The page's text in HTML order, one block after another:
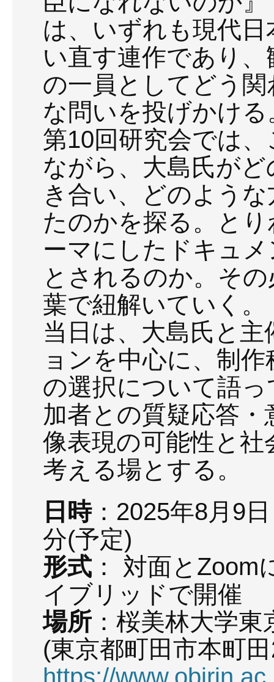
は、いずれも現代
い直す連作であり
の一員としてどう
な問いを投げかける
第10回研究会では
ながら、大島氏が
き合い、どのよう
たのかを探る。と
ーマにしたドキュ
とされるのか。そ
葉で紐解いていく。
当日は、大島氏と
ョンを中心に、制
の選択について語
加者との質疑応答
像表現の可能性と
考える場とする。
日時：2025年8月9
分(予定)
形式 ： 対面と
イブリッドで開催
場所 ：桜美林大学
(東京都町田市本町
https://